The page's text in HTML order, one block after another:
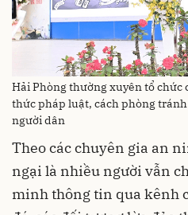
Hải Phòng thường xuyên tổ
thức pháp luật, cách phòng
người dân
Theo các chuyên gia an
ngại là nhiều người vẫn
minh thông tin qua kênh